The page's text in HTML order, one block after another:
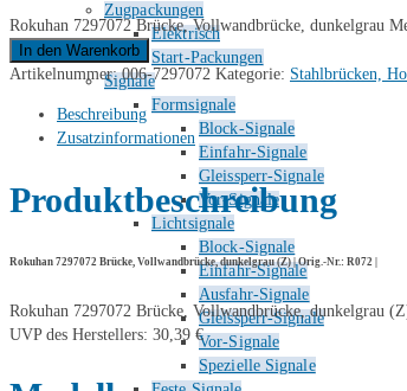
Zugpackungen
Elektrisch
Start-Packungen
Signale
Formsignale
Block-Signale
Einfahr-Signale
Gleissperr-Signale
Vor-Signale
Lichtsignale
Block-Signale
Einfahr-Signale
Ausfahr-Signale
Gleissperr-Signale
Vor-Signale
Spezielle Signale
Rokuhan 7297072 Brücke, Vollwandbrücke, dunkelgrau
In den Warenkorb
Artikelnummer:006-7297072 Kategorie: Stahlbrücken,
Beschreibung
Zusatzinformationen
Produktbeschreibung
Rokuhan 7297072 Brücke, Vollwandbrücke, dunkelgrau (Z) | Orig.-Nr.: R072 |
Rokuhan 7297072 Brücke, Vollwandbrücke, dunkelgrau
UVP des Herstellers: 30,39 €